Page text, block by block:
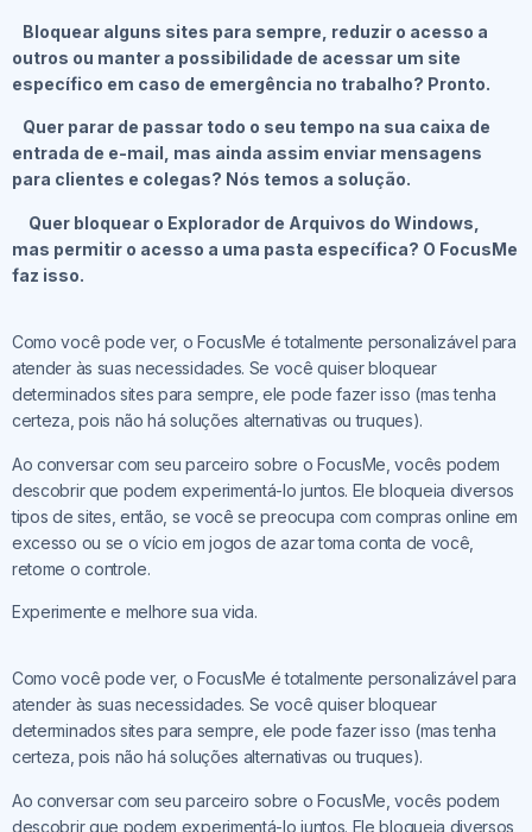
Bloquear alguns sites para sempre, reduzir o acesso a
outros ou manter a possibilidade de acessar um site
específico em caso de emergência no trabalho? Pronto.
Quer parar de passar todo o seu tempo na sua caixa de
entrada de e-mail, mas ainda assim enviar mensagens
para clientes e colegas? Nós temos a solução.
Quer bloquear o Explorador de Arquivos do Windows,
mas permitir o acesso a uma pasta específica? O FocusMe
faz isso.
Como você pode ver, o FocusMe é totalmente personalizável para
atender às suas necessidades. Se você quiser bloquear
determinados sites para sempre, ele pode fazer isso (mas tenha
certeza, pois não há soluções alternativas ou truques).
Ao conversar com seu parceiro sobre o FocusMe, vocês podem
descobrir que podem experimentá-lo juntos. Ele bloqueia diversos
tipos de sites, então, se você se preocupa com compras online em
excesso ou se o vício em jogos de azar toma conta de você,
retome o controle.
Experimente e melhore sua vida.
Como você pode ver, o FocusMe é totalmente personalizável para
atender às suas necessidades. Se você quiser bloquear
determinados sites para sempre, ele pode fazer isso (mas tenha
certeza, pois não há soluções alternativas ou truques).
Ao conversar com seu parceiro sobre o FocusMe, vocês podem
descobrir que podem experimentá-lo juntos. Ele bloqueia diversos